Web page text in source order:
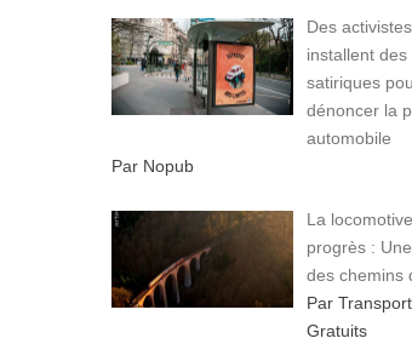
Des activistes
installent des
satiriques
dénoncer la
automobile
Par Nopub
La
progrès :
des chemins
Par
Gratuits